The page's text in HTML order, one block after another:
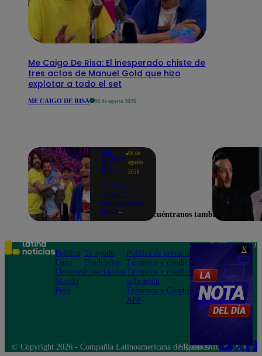
X
Me Caigo De Risa: El inesperado chiste de
tres actos de Manuel Gold que hizo
explotar a todo el set
ME CAIGO DE RISA 06 de agosto 2026
ME
CAIGO
DE
RISA
06 de
agosto
2026
"A Peláez le
dicen...":
Manuel Gold
hace
de contar el
chiste
Encuéntranos también en
Política
Lima
Deportes
Mundo
Perú
Te ayudo
Tendencias
Espectáculos
Política de privacidad
Términos y condiciones
Términos y condiciones
aplicación
Términos y Condiciones
APP
Teléfono: 219
Av. San
Felipe 968
Jesús María
© Copyright 2026 - Compañía Latinoamericana de Radio Difusión S.A.
Síguenos